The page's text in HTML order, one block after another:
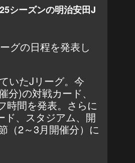
シーズンの明治安田J
グの日程を発表し
いたJリーグ。今
)の対戦カード、
時間を発表。さらに
ド、スタジアム、開
（2～3月開催分）に